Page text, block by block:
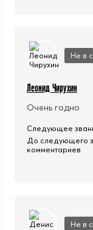
Не в
Леонид Чирухин
Очень годно
Следующее
До следующего
комментариев
Не в